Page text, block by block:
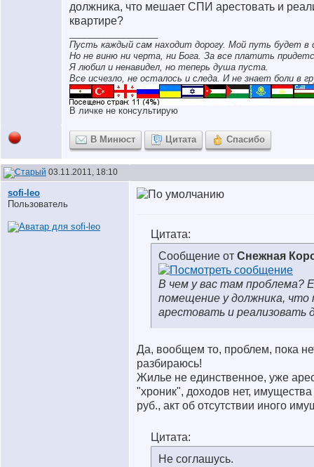
должника, что мешает СПИ арестовать и
квартире?
Пусть каждый сам находит дорогу. Мой путь будет в
Но не виню ни черта, ни Бога. За все платить
Я любил и ненавидел, но теперь душа пуста.
Все исчезло, не осталось и следа. И не знает боли в
В личке не консультирую
В Минюст Цитата Спасибо
03.11.2011, 18:10
sofi-leo
Пользователь
Цитата:
Сообщение от Снежная
В чем у вас там проблема?
помещение у должника,
арестовать и реализовать
Да, вообщем то, проблем, пока
разбираюсь!
Жилье не единственное, уже
"хроник", доходов нет, имущества
руб., акт об отсутствии иного
Цитата:
Не соглашусь.